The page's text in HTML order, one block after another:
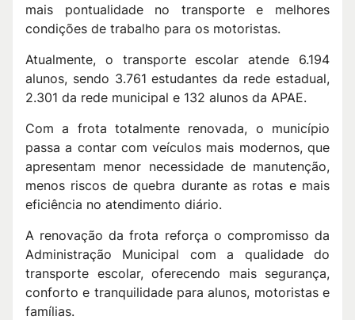
mais pontualidade no transporte e melhores
condições de trabalho para os motoristas.
Atualmente, o transporte escolar atende 6.194
alunos, sendo 3.761 estudantes da rede estadual,
2.301 da rede municipal e 132 alunos da APAE.
Com a frota totalmente renovada, o município
passa a contar com veículos mais modernos, que
apresentam menor necessidade de manutenção,
menos riscos de quebra durante as rotas e mais
eficiência no atendimento diário.
A renovação da frota reforça o compromisso da
Administração Municipal com a qualidade do
transporte escolar, oferecendo mais segurança,
conforto e tranquilidade para alunos, motoristas e
famílias.